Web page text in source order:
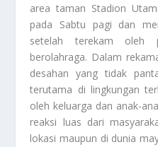
area taman Stadion
pada Sabtu pagi dan
setelah terekam oleh
berolahraga. Dalam
desahan yang tidak
terutama di lingkungan
oleh keluarga dan anak-
reaksi luas dari
lokasi maupun di dunia